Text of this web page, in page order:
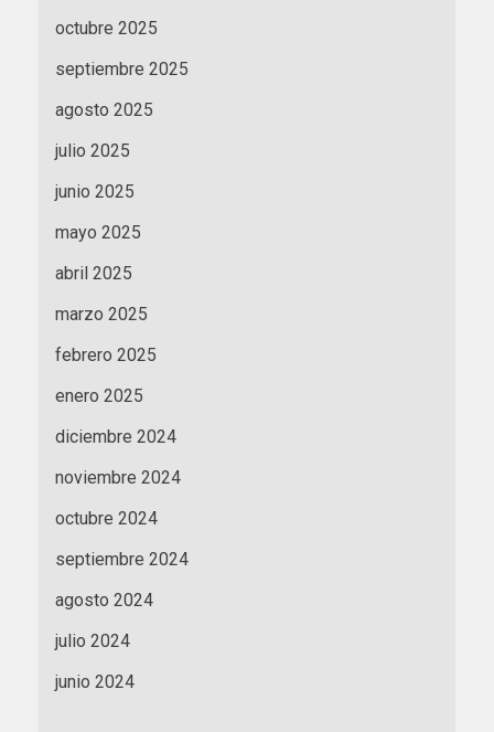
octubre 2025
septiembre 2025
agosto 2025
julio 2025
junio 2025
mayo 2025
abril 2025
marzo 2025
febrero 2025
enero 2025
diciembre 2024
noviembre 2024
octubre 2024
septiembre 2024
agosto 2024
julio 2024
junio 2024